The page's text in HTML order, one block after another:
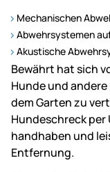
Mechanischen
Abwehrsystemen
Akustische
Bewährt hat sich
Hunde und
dem Garten zu
Hundeschreck
handhaben und
Entfernung.